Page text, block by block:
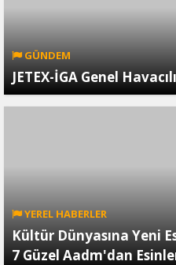
GÜNDEM
JETEX-İGA Genel
YEREL HABERLER
Kültür Dünyasına Yeni
7 Güzel Aadm'dan